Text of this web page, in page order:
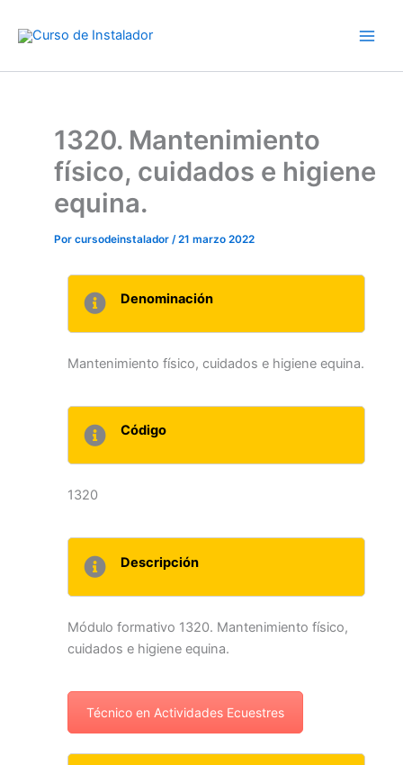
1320. Mantenimiento
físico, cuidados e higiene
equina.
Por cursodeinstalador /21 marzo 2022
Denominación
Mantenimiento físico, cuidados e higiene equina.
Código
1320
Descripción
Módulo formativo 1320. Mantenimiento físico,
cuidados e higiene equina.
Técnico en Actividades Ecuestres